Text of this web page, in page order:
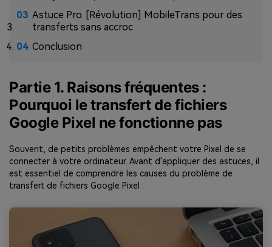
Astuce Pro. [Révolution] MobileTrans pour des
transferts sans accroc
Conclusion
Partie 1. Raisons fréquentes :
Pourquoi le transfert de fichiers
Google Pixel ne fonctionne pas
Souvent, de petits problèmes empêchent votre Pixel de se
connecter à votre ordinateur. Avant d'appliquer des astuces, il
est essentiel de comprendre les causes du problème de
transfert de fichiers Google Pixel :